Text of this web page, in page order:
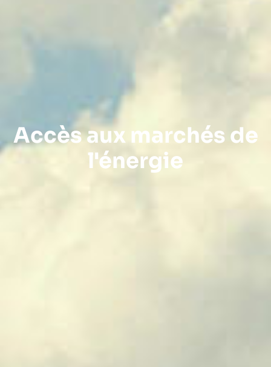
Accès aux marchés de
l'énergie